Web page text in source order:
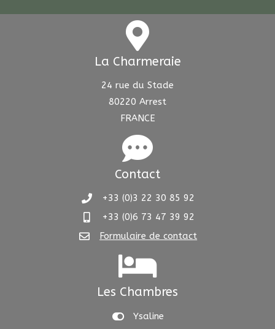
La Charmeraie
24 rue du Stade
80220 Arrest
FRANCE
Contact
+33 (0)3 22 30 85 92
+33 (0)6 73 47 39 92
Formulaire de contact
Les Chambres
Ysaline